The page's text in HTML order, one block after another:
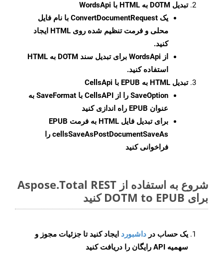
تبدیل DOTM به HTML با WordsApi
یک ConvertDocumentRequest با نام فایل
محلی و فرمت تنظیم شده روی HTML ایجاد
کنید.
از WordsApi برای تبدیل سند DOTM به HTML
استفاده کنید.
تبدیل HTML به EPUB با CellsApi
SaveOption
را از CellsAPI با SaveFormat به
عنوان EPUB راه اندازی کنید
برای تبدیل فایل HTML به فرمت
EPUB
cellsSaveAsPostDocumentSaveAs را
فراخوانی کنید
شروع به استفاده از Aspose.Total REST
برای DOTM to EPUB کنید
یک حساب در داشبورد ایجاد کنید تا جزئیات مجوز و
سهمیه API رایگان را دریافت کنید